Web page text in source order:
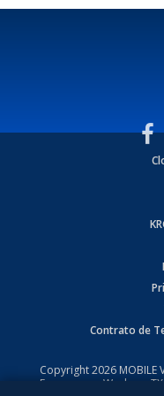
Contrato de
Copyright2026 MOBILE
Expressway, Weslaco,